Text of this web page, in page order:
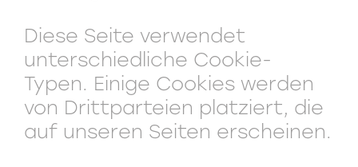
Diese Seite verwendet
unterschiedliche Cookie-
Typen. Einige Cookies werden
von Drittparteien platziert, die
auf unseren Seiten erscheinen.